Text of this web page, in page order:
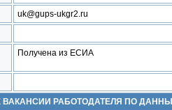
uk@gups-ukgr2.ru
Получена из ЕСИА
ВАКАНСИИ РАБОТОДАТЕЛЯ ПО